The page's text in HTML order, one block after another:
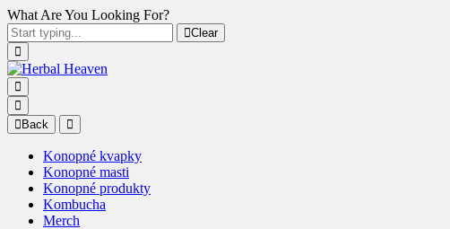
What Are You Looking For?
Clear
Back
Konopné kvapky
Konopné masti
Konopné produkty
Kombucha
Merch